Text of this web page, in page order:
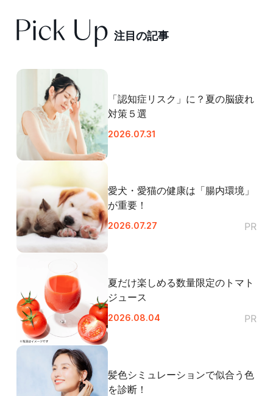
注目の記事
「認知症リスク」に？夏の脳疲れ
対策５選
2026.07.31
愛犬・愛猫の健康は「腸内環境」
が重要！
2026.07.27 PR
夏だけ楽しめる数量限定のトマト
ジュース
2026.08.04 PR
髪色シミュレーションで似合う色
を診断！